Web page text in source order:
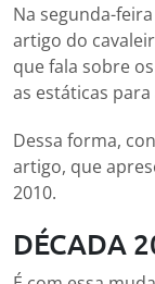
Na segunda-
artigo do
que fala sobre
as estáticas
Dessa forma,
artigo, que
2010.
DÉCADA